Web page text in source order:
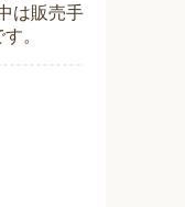
は販売手
。